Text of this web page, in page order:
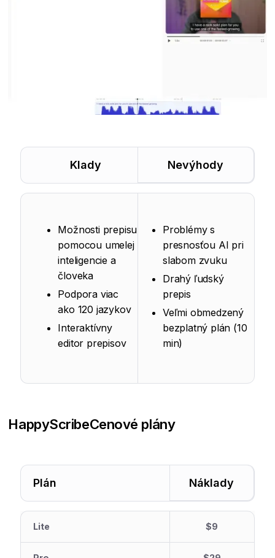
Klady Nevýhody
Možnosti prepisu
pomocou umelej
inteligencie a
človeka
Podpora viac
ako 120 jazykov
Interaktívny
editor prepisov
Problémy s
presnosťou AI pri
slabom zvuku
Drahý ľudský
prepis
Veľmi obmedzený
bezplatný plán (10
min)
HappyScribeCenové plány
Plán Náklady
Lite $9